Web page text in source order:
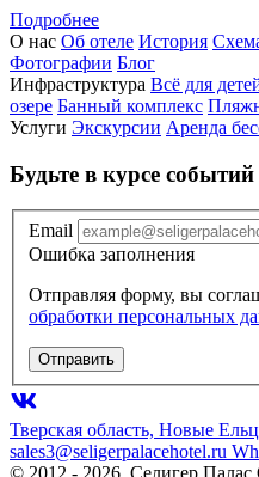
Подробнее
О нас Об отеле История
Фотографии Блог
Инфраструктура Всё для
озере Банный комплекс
Услуги Экскурсии Аренда
Будьте в курсе событий
Email
Ошибка заполнения
Отправляя форму, вы
обработки персональных
Отправить
Тверская область, Новые
sales3@seligerpalacehotel.ru
© 2012 - 2026, Селигер Палас